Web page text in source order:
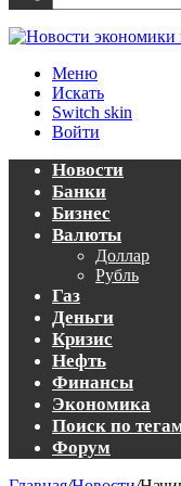
Меню
Искать
Switch skin
Войти
Новости
Банки
Бизнес
Валюты
Доллар
Рубль
Газ
Деньги
Кризис
Нефть
Финансы
Экономика
Поиск по
Форум